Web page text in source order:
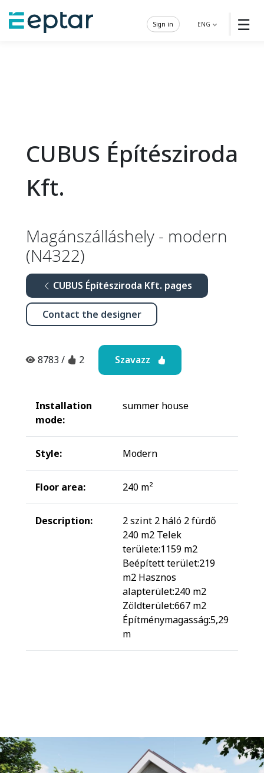
☰
ENG
Sign in
CUBUS Építésziroda
Kft.
Magánszálláshely - modern
(N4322)
CUBUS Építésziroda Kft. pages
Contact the designer
8783 / 2 Szavazz
Installation
mode:
summer house
Style: Modern
Floor area: 240 m²
Description:
2 szint 2 háló 2 fürdő
240 m2 Telek
területe:1159 m2
Beépített terület:219
m2 Hasznos
alapterület:240 m2
Zöldterület:667 m2
Építménymagasság:5,29
m